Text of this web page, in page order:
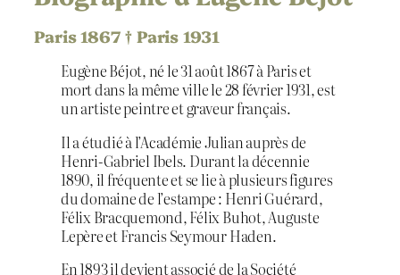
Paris 1867 † Paris 1931
Eugène Béjot, né le 31 août 1867 à Paris et
mort dans la même ville le 28 février 1931, est
un artiste peintre et graveur français.
Il a étudié à l’Académie Julian auprès de
Henri-Gabriel Ibels. Durant la décennie
1890, il fréquente et se lie à plusieurs figures
du domaine de l’estampe : Henri Guérard,
Félix Bracquemond, Félix Buhot, Auguste
Lepère et Francis Seymour Haden.
En 1893 il devient associé de la Société